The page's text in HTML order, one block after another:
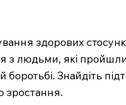
здорових
з людьми, які
боротьбі. Знайдіть
зростання.